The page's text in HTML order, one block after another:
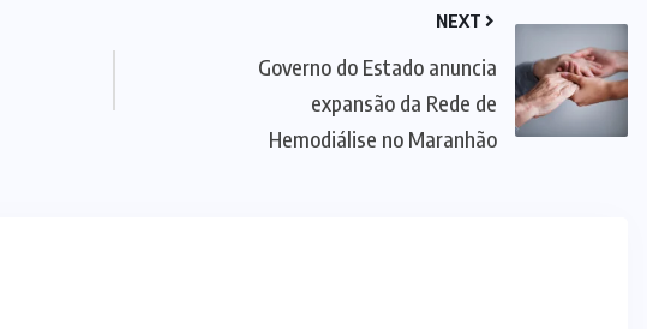
NEXT
Governo do Estado anuncia
expansão da Rede de
Hemodiálise no Maranhão